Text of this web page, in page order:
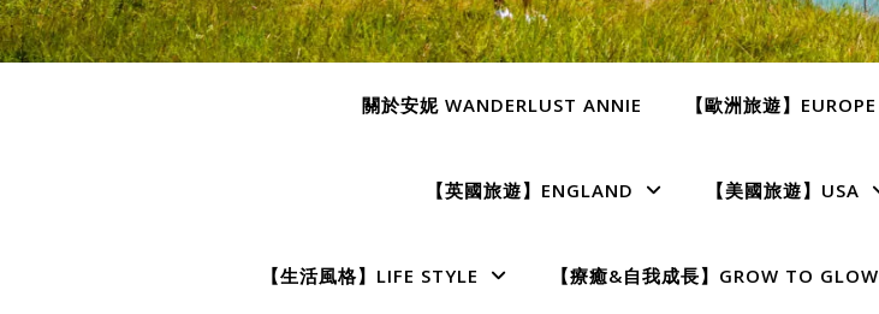
關於安妮 WANDERLUST ANNIE 【歐洲旅遊】EUROPE
【英國旅遊】ENGLAND 【美國旅遊】USA
【生活風格】LIFE STYLE 【療癒&自我成長】GROW TO GLOW